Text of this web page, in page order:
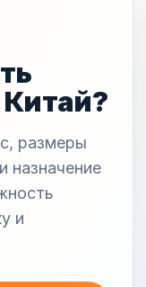
Китай?
размеры
назначение
и